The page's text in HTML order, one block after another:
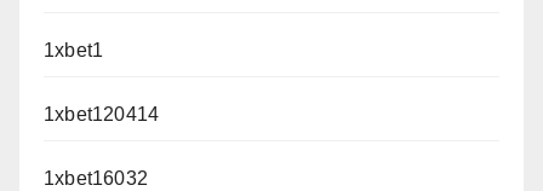
1xbet1
1xbet120414
1xbet16032